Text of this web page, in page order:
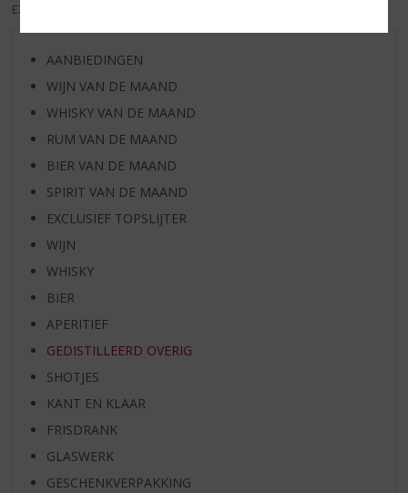
EXCL. BTW
AANBIEDINGEN
WIJN VAN DE MAAND
WHISKY VAN DE MAAND
RUM VAN DE MAAND
BIER VAN DE MAAND
SPIRIT VAN DE MAAND
EXCLUSIEF TOPSLIJTER
WIJN
WHISKY
BIER
APERITIEF
GEDISTILLEERD OVERIG
SHOTJES
KANT EN KLAAR
FRISDRANK
GLASWERK
GESCHENKVERPAKKING